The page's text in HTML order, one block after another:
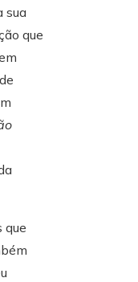
sua
que
que